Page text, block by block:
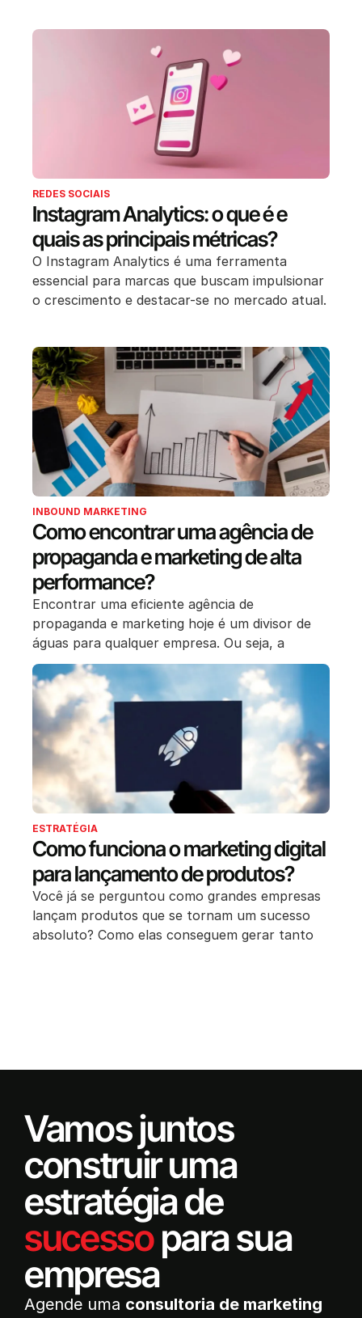
REDES SOCIAIS
Instagram Analytics: o que é e
quais as principais métricas?
O Instagram Analytics é uma ferramenta
essencial para marcas que buscam impulsionar
o crescimento e destacar-se no mercado atual.
INBOUND MARKETING
Como encontrar uma agência de
propaganda e marketing de alta
performance?
Encontrar uma eficiente agência de
propaganda e marketing hoje é um divisor de
águas para qualquer empresa. Ou seja, a
ESTRATÉGIA
Como funciona o marketing digital
para lançamento de produtos?
Você já se perguntou como grandes empresas
lançam produtos que se tornam um sucesso
absoluto? Como elas conseguem gerar tanto
Vamos juntos
construir uma
estratégia de
sucessopara sua
empresa
Agende uma consultoria de marketing